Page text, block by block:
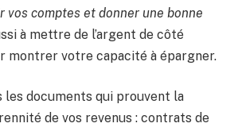
vos comptes et donner une bonne
à mettre de l’argent de côté
montrer votre capacité à épargner.
les documents qui prouvent la
de vos revenus : contrats de